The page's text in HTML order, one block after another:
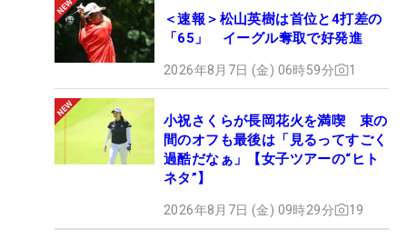
＜速報＞松山英樹は首位と4打差の
「65」 イーグル奪取で好発進
2026年8月7日 (金) 06時59分 1
小祝さくらが長岡花火を満喫 束の
間のオフも最後は「見るってすごく
過酷だなぁ」【女子ツアーの“ヒト
ネタ”】
2026年8月7日 (金) 09時29分 19